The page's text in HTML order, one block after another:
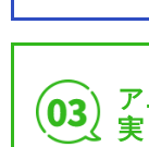
実